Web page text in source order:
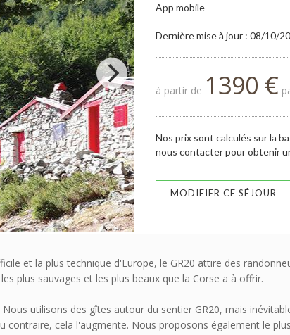
App mobile
Dernière mise à jour : 08/10/
à partir de 1390 €
Nos prix sont calculés sur la
nous contacter pour obtenir
MODIFIER CE SÉJOUR
et la plus technique d'Europe, le GR20 attire des
plus sauvages et les plus beaux que la Corse a à offrir.
utilisons des gîtes autour du sentier GR20, mais
contraire, cela l'augmente. Nous proposons également le